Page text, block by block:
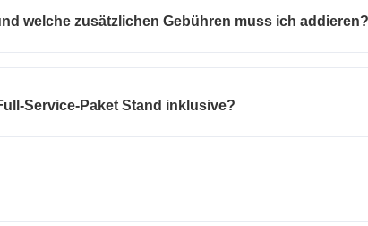
welche zusätzlichen Gebühren muss ich addieren?
Service-Paket Stand inklusive?